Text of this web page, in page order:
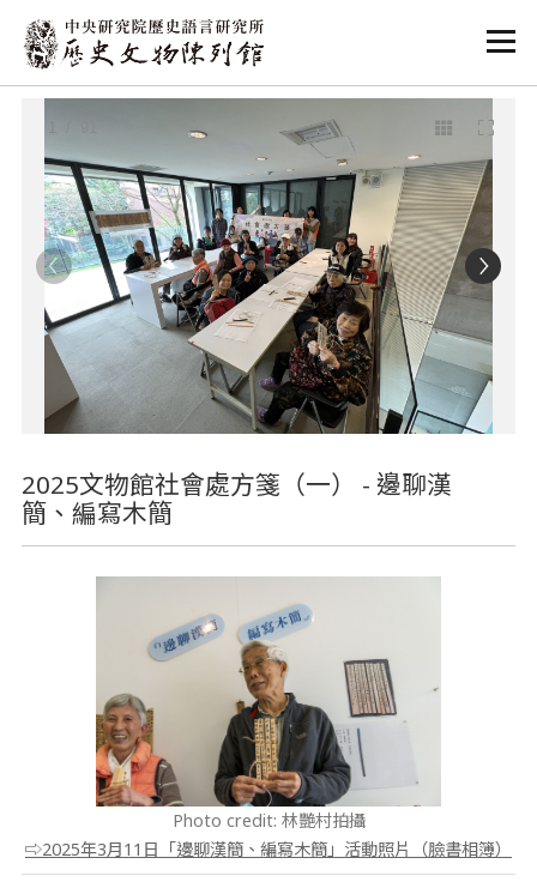
:::
:::
2025文物館社會處方箋（一） - 邊聊漢
簡、編寫木簡
Photo credit: 林艷村拍攝
⇨2025年3月11日「邊聊漢簡、編寫木簡」活動照片（臉書相簿）